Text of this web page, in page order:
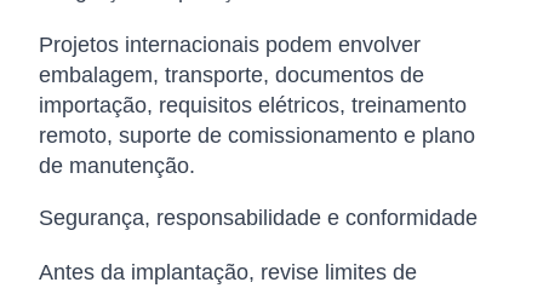
Projetos internacionais podem envolver
embalagem, transporte, documentos de
importação, requisitos elétricos, treinamento
remoto, suporte de comissionamento e plano
de manutenção.
Segurança, responsabilidade e conformidade
Antes da implantação, revise limites de